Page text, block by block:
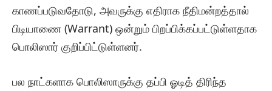
காணப்படுவதோடு, அவருக்கு எதிராக நீதிமன்றத்தால்
பிடியாணை (Warrant) ஒன்றும் பிறப்பிக்கப்பட்டுள்ளதாக
பொலிஸார் குறிப்பிட்டுள்ளனர்.
பல நாட்களாக பொலிஸாருக்கு தப்பி ஓடித் திரிந்த